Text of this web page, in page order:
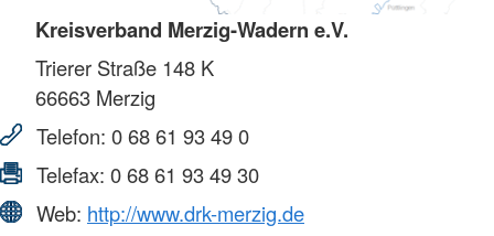
Kreisverband Merzig-Wadern e.V.
Trierer Straße 148 K
66663 Merzig
Telefon: 0 68 61 93 49 0
Telefax: 0 68 61 93 49 30
Web: http://www.drk-merzig.de